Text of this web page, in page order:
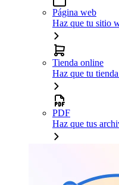
Página web
Haz que tu sitio
Tienda online
Haz que tu
PDF
Haz que tus